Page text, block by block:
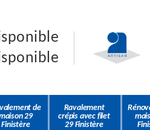
de
29
Finistère
Ravalement
crépis avec filet
29 Finistère